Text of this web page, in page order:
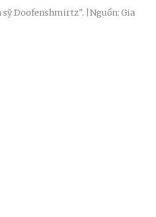
sỹ Doofenshmirtz". |Nguồn: Gia